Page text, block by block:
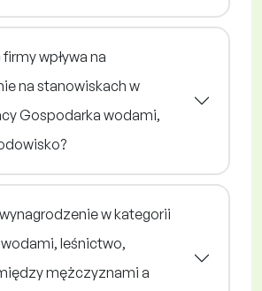
wpływa na
na stanowiskach w
Gospodarka wodami,
w kategorii
leśnictwo,
mężczyznami a